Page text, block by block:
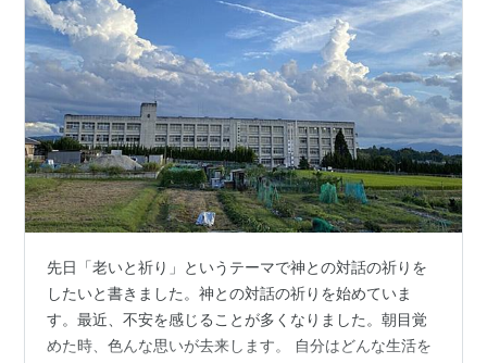
先日「老いと祈り」というテーマで神との対話の祈りを
したいと書きました。神との対話の祈りを始めていま
す。最近、不安を感じることが多くなりました。朝目覚
めた時、色んな思いが去来します。 自分はどんな生活を